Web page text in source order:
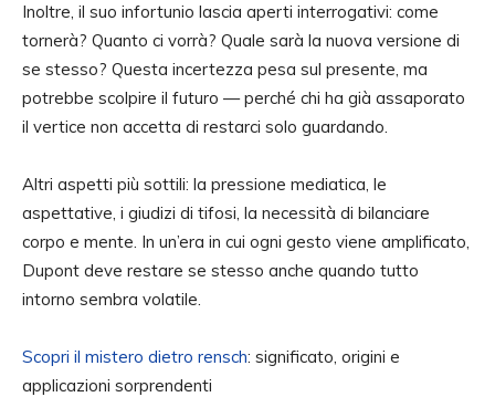
Inoltre, il suo infortunio lascia aperti interrogativi: come
tornerà? Quanto ci vorrà? Quale sarà la nuova versione di
se stesso? Questa incertezza pesa sul presente, ma
potrebbe scolpire il futuro — perché chi ha già assaporato
il vertice non accetta di restarci solo guardando.
Altri aspetti più sottili: la pressione mediatica, le
aspettative, i giudizi di tifosi, la necessità di bilanciare
corpo e mente. In un’era in cui ogni gesto viene amplificato,
Dupont deve restare se stesso anche quando tutto
intorno sembra volatile.
Scopri il mistero dietro rensch: significato, origini e
applicazioni sorprendenti